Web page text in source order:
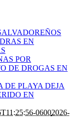
EN
POR
DE DROGAS EN
DE PLAYA DEJA
EN
06002026-